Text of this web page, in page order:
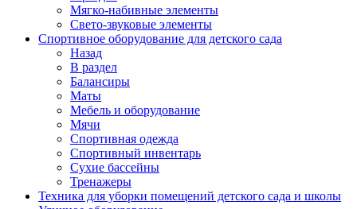
Мягко-набивные элементы
Свето-звуковые элементы
Спортивное оборудование для детского сада
Назад
В раздел
Балансиры
Маты
Мебель и оборудование
Мячи
Спортивная одежда
Спортивный инвентарь
Сухие бассейны
Тренажеры
Техника для уборки помещений детского сада и школы